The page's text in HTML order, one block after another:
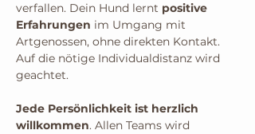
verfallen. Dein Hund lernt positive
Erfahrungen im Umgang mit
Artgenossen, ohne direkten Kontakt.
Auf die nötige Individualdistanz wird
geachtet.
Jede Persönlichkeit ist herzlich
willkommen. Allen Teams wird